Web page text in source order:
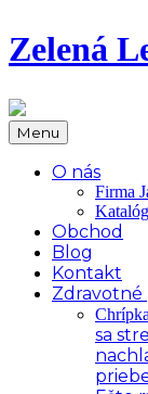
Zelená
Menu
O nás
Firma
Obchod
Blog
Kontakt
sa